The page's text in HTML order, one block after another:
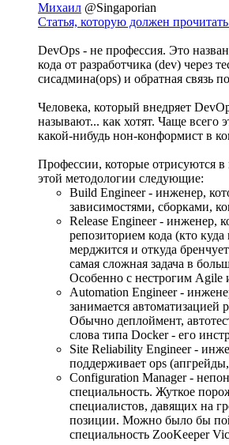
Михаил @Singaporian
Статья, которую должен
DevOps - не профессия. Это
кода от разработчика (dev) через
сисадмина(ops) и обратная связь
Человека, который внедряет
называют... как хотят. Чаще всего
какой-нибудь нон-конформист в
Профессии, которые отрисуются в
этой методологии следующие:
Build Engineer - инженер,
зависимостями, сборками,
Release Engineer - инженер,
репозиторием кода (кто
мерджится и откуда
самая сложная задача в
Особенно с нестрогим Agile
Automation Engineer -
занимается автоматизацией
Обычно деплоймент,
слова типа Docker - его
Site Reliability Engineer -
поддерживает ops
Configuration Manager -
специальность. Жуткое
специалистов, давящих на
позиции. Можно было бы
специальность ZooKeeper